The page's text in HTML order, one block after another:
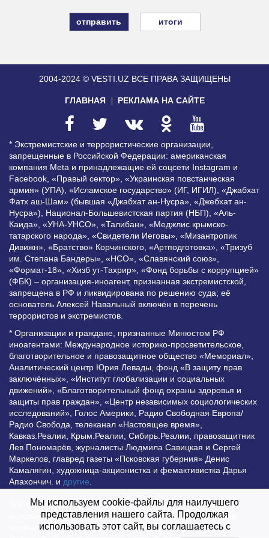
итоги
2004-2024 © VESTI.UZ ВСЕ ПРАВА ЗАЩИЩЕНЫ
ГЛАВНАЯ РЕКЛАМА НА САЙТЕ
* Экстремистские и террористические организации,
запрещенные в Российской Федерации: американская
компания Meta и принадлежащие ей соцсети Instagram и
Facebook, «Правый сектор», «Украинская повстанческая
армия» (УПА), «Исламское государство» (ИГ, ИГИЛ), «Джабхат
Фатх аш-Шам» (бывшая «Джабхат ан-Нусра», «Джебхат ан-
Нусра»), Национал-Большевистская партия (НБП), «Аль-
Каида», «УНА-УНСО», «Талибан», «Меджлис крымско-
татарского народа», «Свидетели Иеговы», «Мизантропик
Дивижн», «Братство» Корчинского, «Артподготовка», «Тризуб
им. Степана Бандеры», «НСО», «Славянский союз»,
«Формат-18», «Хизб ут-Тахрир», «Фонд борьбы с коррупцией»
(ФБК) – организация-иноагент, признанная экстремистской,
запрещена в РФ и ликвидирована по решению суда; её
основатель Алексей Навальный включён в перечень
террористов и экстремистов.
* Организации и граждане, признанные Минюстом РФ
иноагентами: Международное историко-просветительское,
благотворительное и правозащитное общество «Мемориал»,
Аналитический центр Юрия Левады, фонд «В защиту прав
заключённых», «Институт глобализации и социальных
движений», «Благотворительный фонд охраны здоровья и
защиты прав граждан», «Центр независимых социологических
исследований», Голос Америки, Радио Свободная Европа/
Радио Свобода, телеканал «Настоящее время»,
Кавказ.Реалии, Крым.Реалии, Сибирь.Реалии, правозащитник
Лев Пономарёв, журналисты Людмила Савицкая и Сергей
Маркелов, главред газеты «Псковская губерния» Денис
Камалягин, художница-акционистка и фемактивистка Дарья
Апахончич. и другие
Все права защищены и охраняются законом. Любое
использование материалов сайта допустимо при условии
наличия активной гиперссылки на Vesti.UZ.
Мы используем cookie-файлы для наилучшего
представления нашего сайта. Продолжая
использовать этот сайт, вы соглашаетесь с